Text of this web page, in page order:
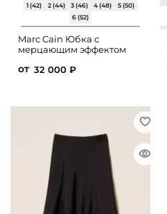
1 (42) 2 (44) 3 (46) 4 (48)
5 (50)
6 (52)
Marc Cain Юбка с
мерцающим эффектом
от 32 000 ₽